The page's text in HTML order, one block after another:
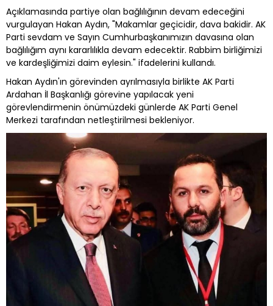
Açıklamasında partiye olan bağlılığının devam edeceğini
vurgulayan Hakan Aydın, "Makamlar geçicidir, dava bakidir. AK
Parti sevdam ve Sayın Cumhurbaşkanımızın davasına olan
bağlılığım aynı kararlılıkla devam edecektir. Rabbim birliğimizi
ve kardeşliğimizi daim eylesin." ifadelerini kullandı.
Hakan Aydın'ın görevinden ayrılmasıyla birlikte AK Parti
Ardahan İl Başkanlığı görevine yapılacak yeni
görevlendirmenin önümüzdeki günlerde AK Parti Genel
Merkezi tarafından netleştirilmesi bekleniyor.